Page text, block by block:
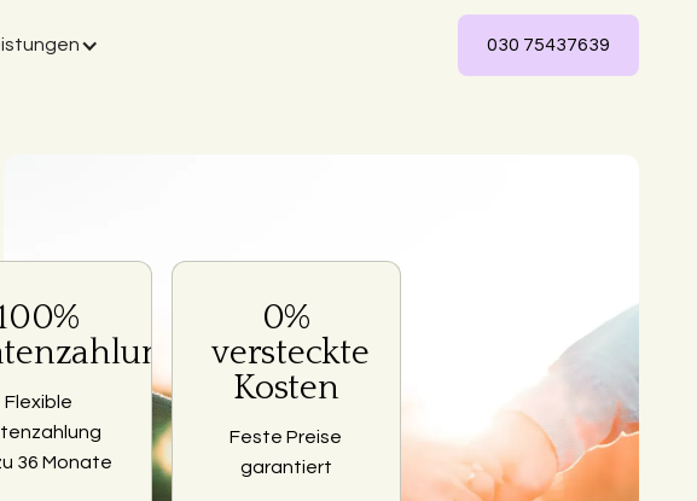
030 75437639
Flexible
36 Monate
0%
versteckte
Kosten
Feste Preise
garantiert